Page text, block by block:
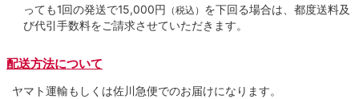
っても1回の発送で15,000円 （税込） を下回る場合は、都度送料及
び代引手数料をご請求させていただきます。
配送方法について
ヤマト運輸もしくは佐川急便でのお届けになります。